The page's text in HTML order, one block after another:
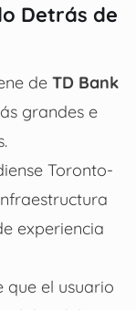
Detrás de
de TD Bank
grandes e
Toronto-
experiencia
el usuario